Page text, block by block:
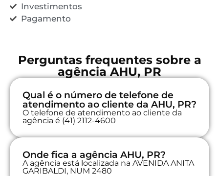
Investimentos
Pagamento
Perguntas frequentes sobre a
agência AHU, PR
Qual é o número de telefone de
atendimento ao cliente da AHU, PR?
O telefone de atendimento ao cliente da
agência é (41) 2112-4600
Onde fica a agência AHU, PR?
A agência está localizada na AVENIDA ANITA
GARIBALDI, NUM 2480